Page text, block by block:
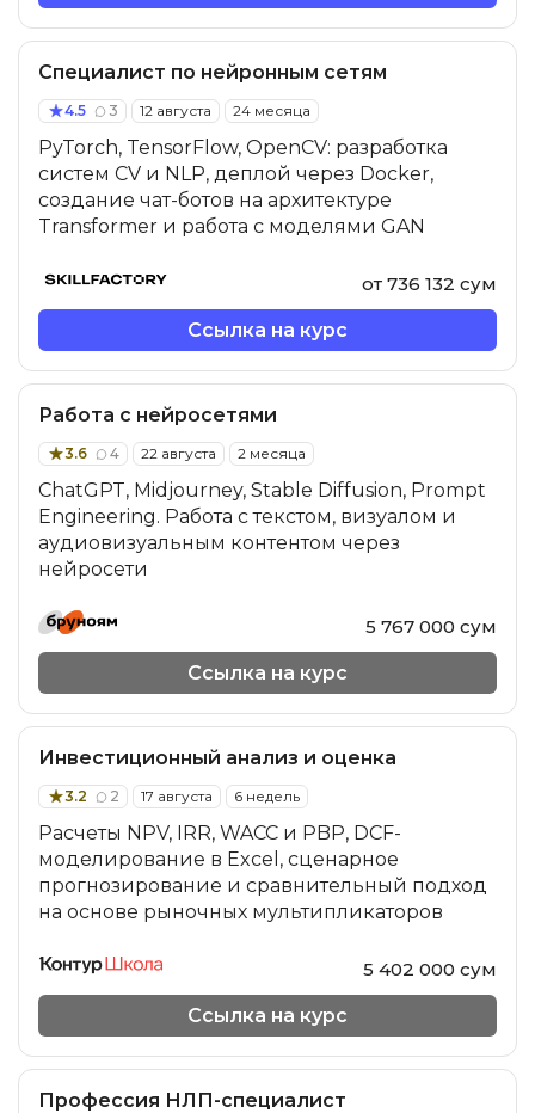
Специалист по нейронным сетям
4.5 3 12 августа 24 месяца
PyTorch, TensorFlow, OpenCV: разработка
систем CV и NLP, деплой через Docker,
создание чат-ботов на архитектуре
Transformer и работа с моделями GAN
Ссылка на курс
от 736 132 сум
Работа с нейросетями
3.6 4 22 августа 2 месяца
ChatGPT, Midjourney, Stable Diffusion, Prompt
Engineering. Работа с текстом, визуалом и
аудиовизуальным контентом через
нейросети
Ссылка на курс
5 767 000 сум
Инвестиционный анализ и оценка
3.2 2 17 августа 6 недель
Расчеты NPV, IRR, WACC и PBP, DCF-
моделирование в Excel, сценарное
прогнозирование и сравнительный подход
на основе рыночных мультипликаторов
Ссылка на курс
5 402 000 сум
Профессия НЛП-специалист